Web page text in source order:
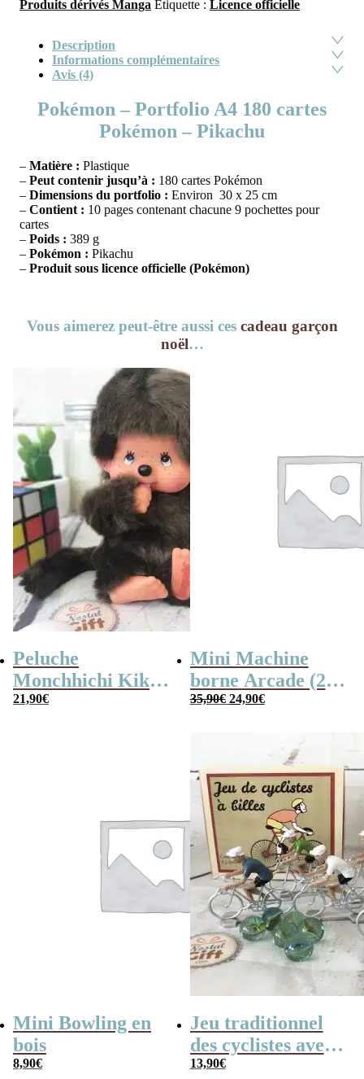
Produits dérivés Manga Étiquette : Licence officielle
Description
Informations complémentaires
Avis (4)
Pokémon – Portfolio A4 180 cartes
Pokémon – Pikachu
– Matière : Plastique
– Peut contenir jusqu’à : 180 cartes Pokémon
– Dimensions du portfolio : Environ 30 x 25 cm
– Contient : 10 pages contenant chacune 9 pochettes pour
cartes
– Poids : 389 g
– Pokémon : Pikachu
– Produit sous licence officielle (Pokémon)
Vous aimerez peut-être aussi ces cadeau garçon
noël…
Peluche
Monchhichi Kiki
l’original (20 cm)
21,90€
Mini Machine
borne Arcade (240
jeux)
35,90€ Le
24,90€Le
24,90€.
Mini Bowling en
bois
8,90€
Jeu traditionnel
des cyclistes avec
billes – billes et
13,90€